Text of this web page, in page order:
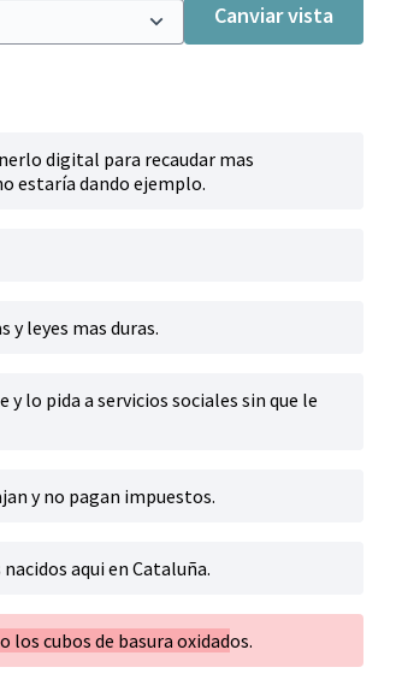
Canviar vista
digital para recaudar mas
estaría dando ejemplo.
y leyes mas duras.
y lo pida a servicios sociales sin que le
y no pagan impuestos.
aqui en Cataluña.
los cubos de basura oxidados.